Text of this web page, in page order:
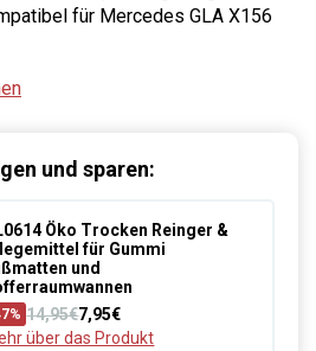
für Mercedes GLA X156
und sparen:
Öko Trocken Reinger &
für Gummi
und
14,95€7,95€
über das Produkt